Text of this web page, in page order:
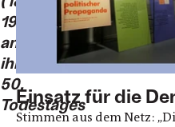
1976)
anlässlich
ihres
50.
Todestages
Einsatz für die
Stimmen aus dem Netz: